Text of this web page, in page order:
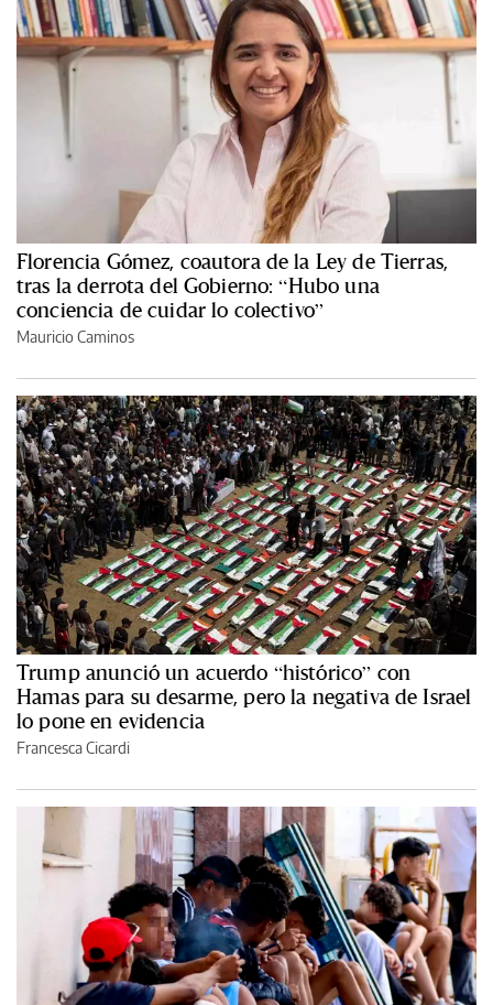
Florencia Gómez, coautora de la Ley de Tierras,
tras la derrota del Gobierno: “Hubo una
conciencia de cuidar lo colectivo”
Mauricio Caminos
Trump anunció un acuerdo “histórico” con
Hamas para su desarme, pero la negativa de Israel
lo pone en evidencia
Francesca Cicardi